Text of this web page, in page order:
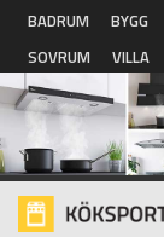
Hoppa till
BADRUM BYGG
SOVRUM
VILLA